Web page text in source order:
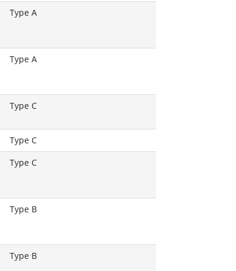
Type A
Type A
Type C
Type C
Type C
Type B
Type B